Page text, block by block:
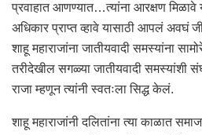
प्रवाहात आणण्यात…त्यांना आरक्षण मिळावे
अधिकार प्राप्त व्हावे यासाठी आपलं अवघं
शाहू महाराजांना जातीयवादी समस्यांना
तरीदेखील सगळ्या जातीयवादी समस्यांशी
राजा म्हणून त्यांनी स्वतःला सिद्ध केलं.
शाहू महाराजांनी दलितांना त्या काळात